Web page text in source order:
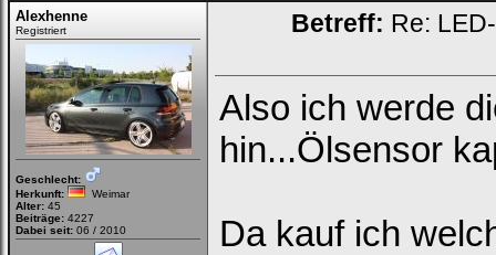
Alexhenne
Registriert
Geschlecht:
Herkunft:
Weimar
Alter: 45
Beiträge: 4227
Dabei seit: 06 / 2010
Betreff: Re:
Also ich werde
hin...Ölsensor
Da kauf ich